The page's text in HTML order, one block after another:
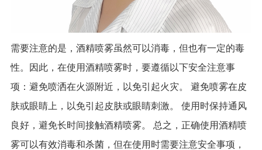
需要注意的是，酒精喷雾虽然可以消毒，但也有一定的毒
性。因此，在使用酒精喷雾时，要遵循以下安全注意事
项：避免喷洒在火源附近，以免引起火灾。 避免喷雾在皮
肤或眼睛上，以免引起皮肤或眼睛刺激。 使用时保持通风
良好，避免长时间接触酒精喷雾。 总之，正确使用酒精喷
雾可以有效消毒和杀菌，但在使用时需要注意安全事项，